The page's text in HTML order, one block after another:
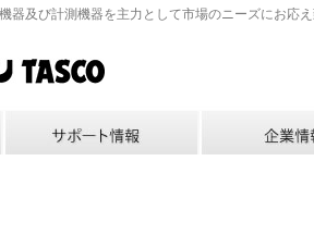
器及び計測機器を主力として市場のニーズにお応え